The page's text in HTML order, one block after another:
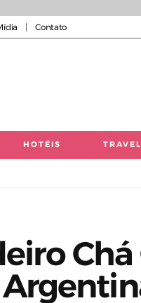
Contato
HOTÉIS
Chá